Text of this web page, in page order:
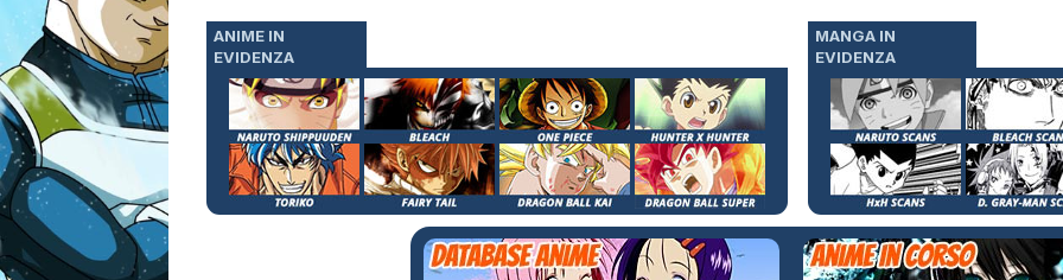
ANIME IN
EVIDENZA
MANGA IN
EVIDENZA